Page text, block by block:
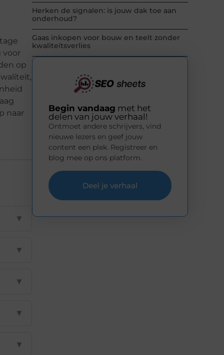
voor
op
naar
▼
▼
▼
▼
▼
Herken de signalen: is jouw dak toe aan
onderhoud?
Gaas inkopen voor bouw en teelt zonder
kwaliteitsverlies
Begin vandaag met het
delen van jouw verhaal!
Ontmoet andere schrijvers, vind
nieuwe lezers en geef jouw
content een plek. Registreer en
blog mee op ons platform.
Deel je verhaal